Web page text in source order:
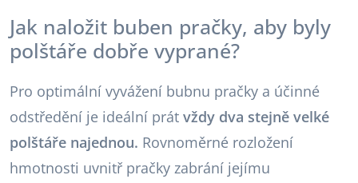
Jak naložit buben pračky, aby byly
polštáře dobře vyprané?
Pro optimální vyvážení bubnu pračky a účinné
odstředění je ideální prát vždy dva stejně velké
polštáře najednou. Rovnoměrné rozložení
hmotnosti uvnitř pračky zabrání jejímu